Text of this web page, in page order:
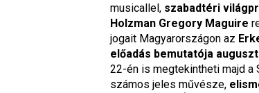
musicallel, szabadtéri
Holzman Gregory Maguire
jogait Magyarországon az
előadás bemutatója
22-én is megtekintheti majd a
számos jeles művésze,